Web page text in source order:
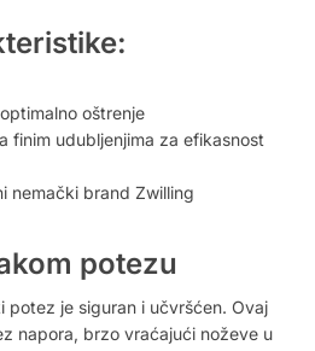
oštrenje
finim udubljenjima za efikasnost
nemački brand Zwilling
potezu
potez je siguran i učvršćen. Ovaj
napora, brzo vraćajući noževe u